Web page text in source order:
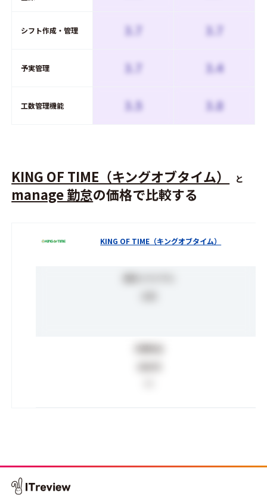
シフト作成・管理 3.7 3.7
予実管理 3.7 3.4
工数管理機能 3.5 3.8
KING OF TIME（キングオブタイム） と
manage 勤怠の価格で比較する
KING OF TIME（キングオブタイム）